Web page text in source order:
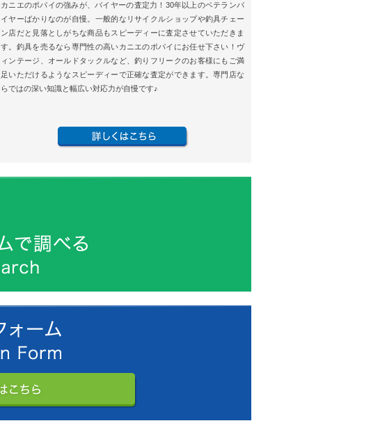
カニエのポパイの強みが、バイヤーの査定力！30年以上のベテランバ
イヤーばかりなのが自慢。一般的なリサイクルショップや釣具チェー
ン店だと見落としがちな商品もスピーディーに査定させていただきま
す。釣具を売るなら専門性の高いカニエのポパイにお任せ下さい！ヴ
ィンテージ、オールドタックルなど、釣りフリークのお客様にもご満
足いただけるようなスピーディーで正確な査定ができます。専門店な
らではの深い知識と幅広い対応力が自慢です♪